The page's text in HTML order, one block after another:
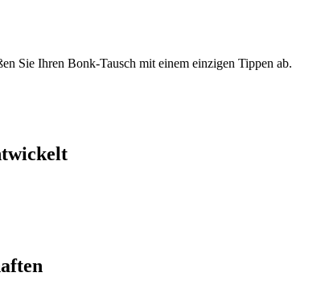
Sie Ihren Bonk-Tausch mit einem einzigen Tippen ab.